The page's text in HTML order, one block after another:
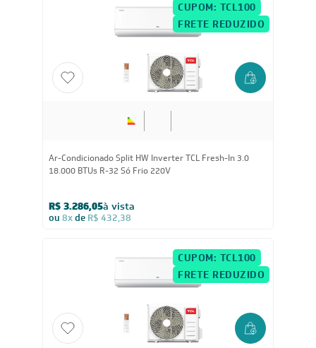
CUPOM: TCL100
FRETE REDUZIDO
Ar-Condicionado Split HW Inverter TCL Fresh-In 3.0
18.000 BTUs R-32 Só Frio 220V
R$ 3.286,05à vista
ou 8xde R$ 432,38
CUPOM: TCL100
FRETE REDUZIDO